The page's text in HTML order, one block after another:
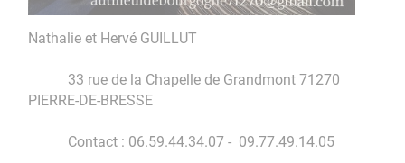
Nathalie et Hervé GUILLUT
33 rue de la Chapelle de Grandmont 71270
PIERRE-DE-BRESSE
Contact : 06.59.44.34.07 - 09.77.49.14.05